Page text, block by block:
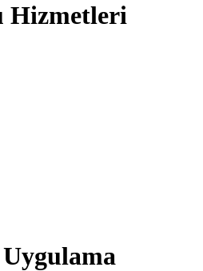
Hizmetleri